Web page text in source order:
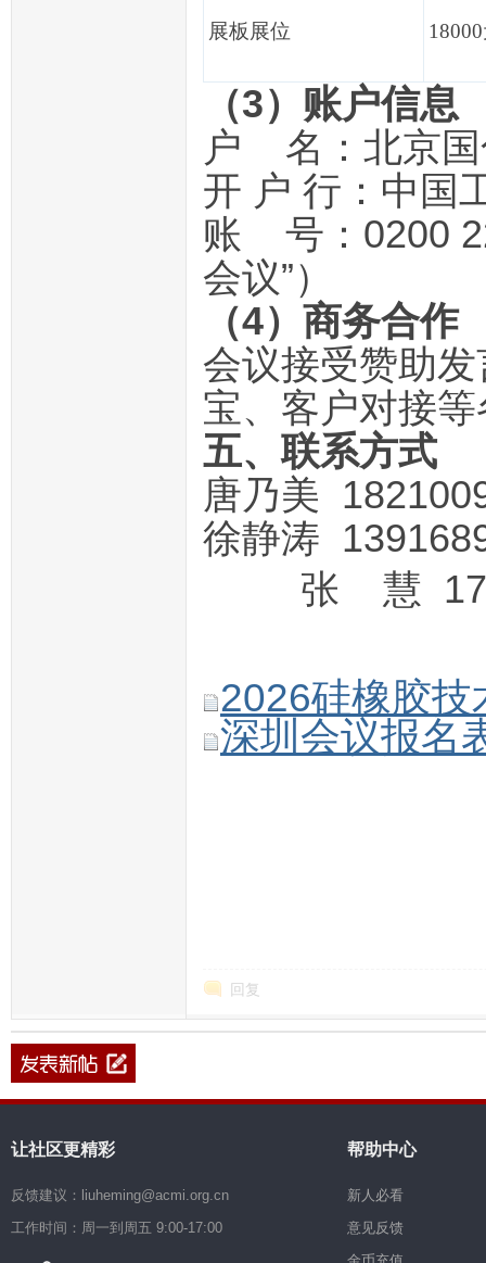
展板展位
（3）账户信息
户 名：北京国
开 户 行：中国
账 号：0200
会议”）
（4）商务合作
会议接受赞助
宝、客户对接
五、联系方式
唐乃美
徐静涛
张 慧
2026硅橡胶技
深圳会议报名
回复
让社区更精彩
反馈建议：liuheming@acmi.org.cn
工作时间：周一到周五 9:00-17:00
帮助中心
新人必看
意见反馈